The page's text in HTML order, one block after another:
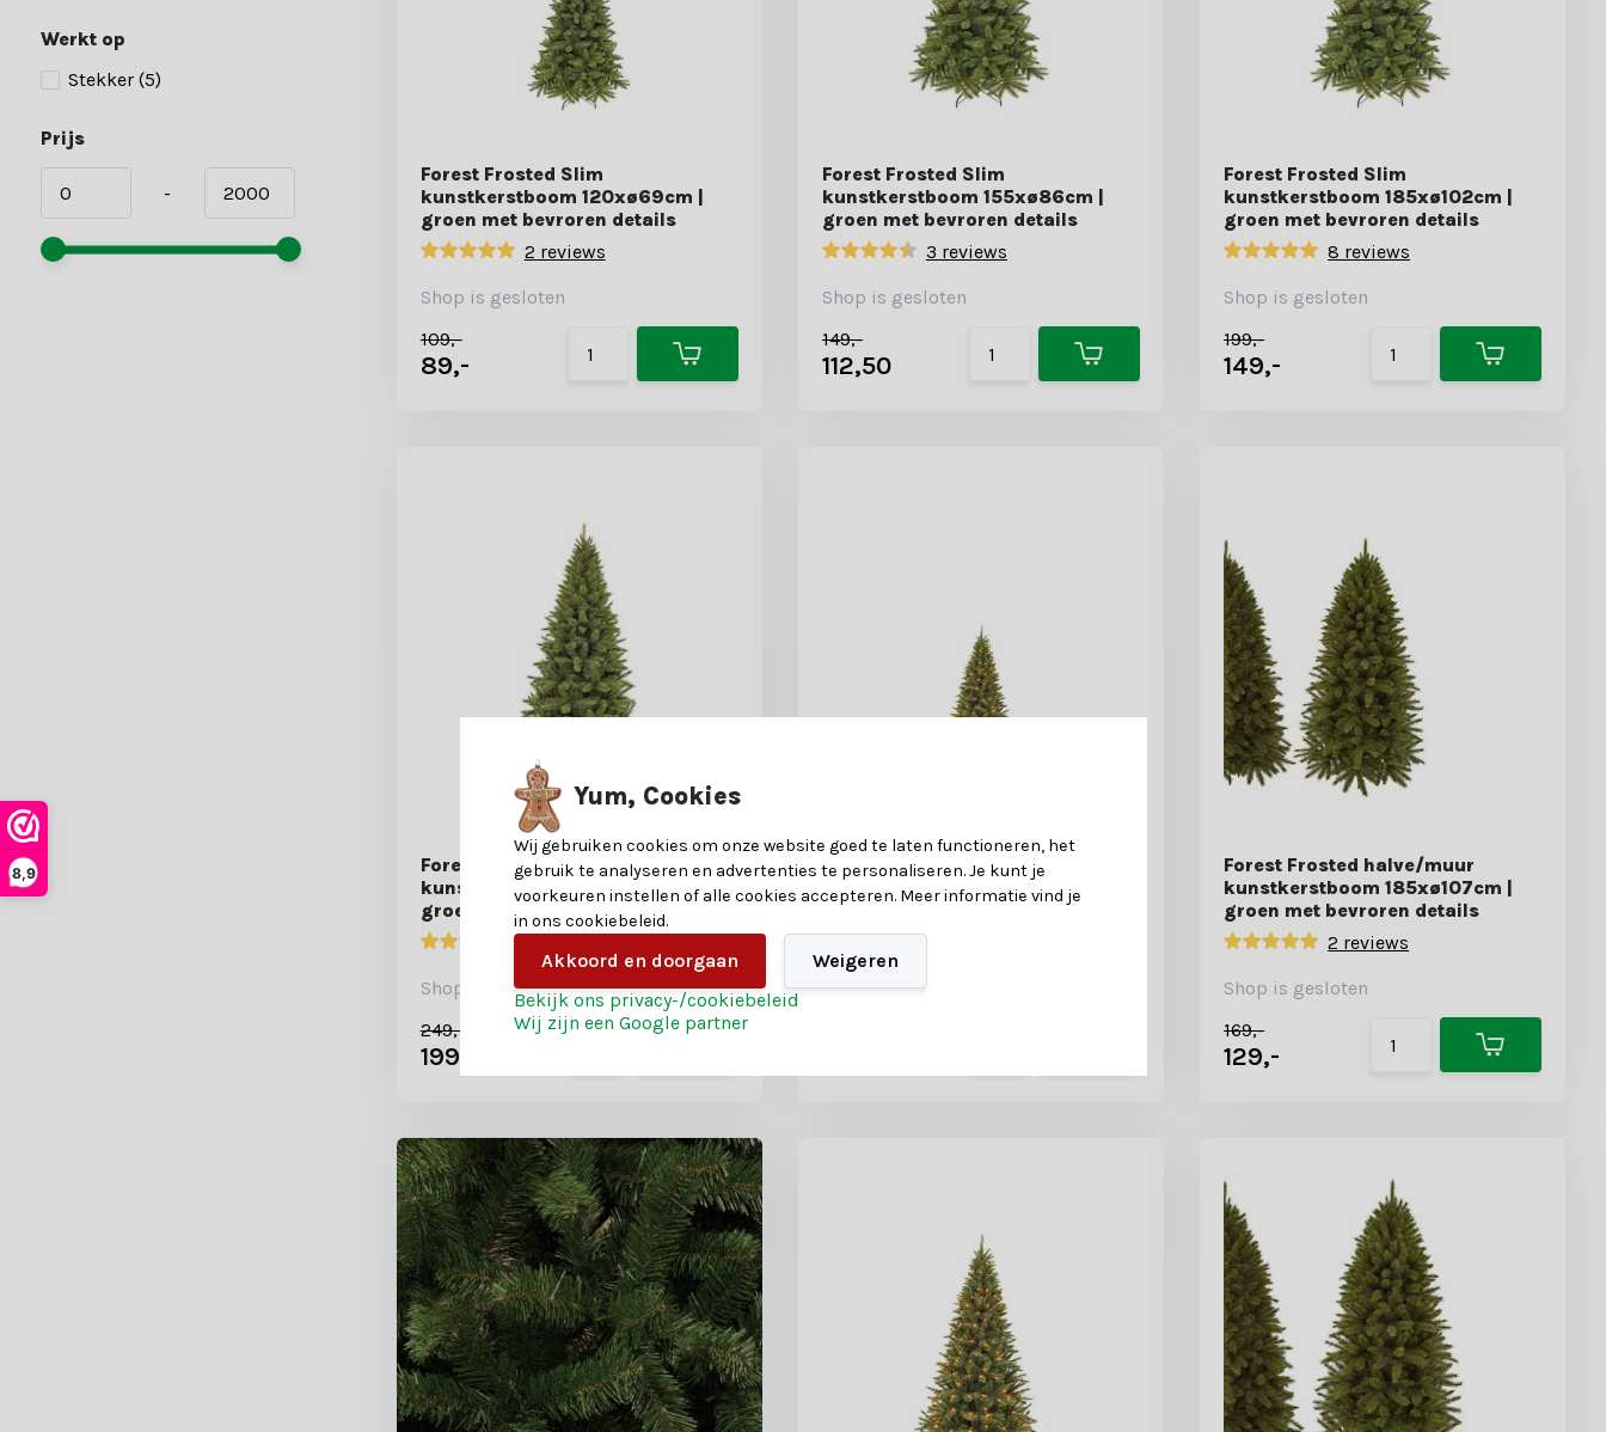
8,9
Werkt op
Stekker (5)
Prijs
-
Forest Frosted Slim
kunstkerstboom 120xø69cm |
groen met bevroren details
2 reviews
Shop is gesloten
109,-
89,-
Forest Frosted Slim
kunstkerstboom 155xø86cm |
groen met bevroren details
3 reviews
Shop is gesloten
149,-
112,50
Forest Frosted Slim
kunstkerstboom 185xø102cm |
groen met bevroren details
8 reviews
Shop is gesloten
199,-
149,-
Forest Frosted Slim
kunstkerstboom 215xø117cm |
groen met bevroren details
Shop is gesloten
249,-
199,-
Forest Frosted kunstkerstboom
155xø86cm | groen met bevroren
details & 120 LED lampjes
Shop is gesloten
Forest Frosted halve/muur
kunstkerstboom 185xø107cm |
groen met bevroren details
2 reviews
Shop is gesloten
169,-
129,-
Yum, Cookies
Wij gebruiken cookies om onze website goed te laten functioneren, het
gebruik te analyseren en advertenties te personaliseren. Je kunt je
voorkeuren instellen of alle cookies accepteren. Meer informatie vind je
in ons cookiebeleid.
Akkoord en doorgaan
Weigeren
Bekijk ons privacy-/cookiebeleid
Wij zijn een Google partner